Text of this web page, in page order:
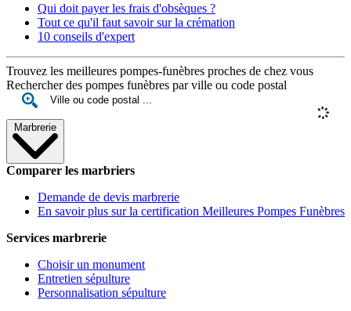
Qui doit payer les frais d'obsèques ?
Tout ce qu'il faut savoir sur la crémation
10 conseils d'expert
Trouvez les meilleures pompes-funèbres proches de chez vous
Rechercher des pompes funèbres par ville ou code postal
Marbrerie
Comparer les marbriers
Demande de devis marbrerie
En savoir plus sur la certification Meilleures Pompes Funèbres
Services marbrerie
Choisir un monument
Entretien sépulture
Personnalisation sépulture